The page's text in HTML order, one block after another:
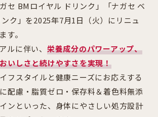
セ BMロイヤル ドリンク」「ナガセ ベ
ク」を2025年7月1日（火）にリニュ
す。
ルに伴い、 栄養成分のパワーアップ、
いしさと続けやすさを実現！
フスタイルと健康ニーズにお応えする
配慮・脂質ゼロ・保存料＆着色料無添
ンといった、身体にやさしい処方設計